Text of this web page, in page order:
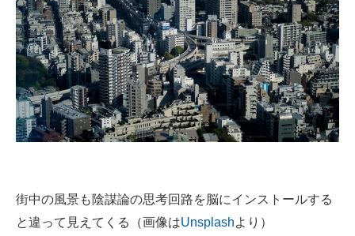
街中の風景も陰謀論の思考回路を脳にインストールする
と違って見えてくる（画像はUnsplashより）